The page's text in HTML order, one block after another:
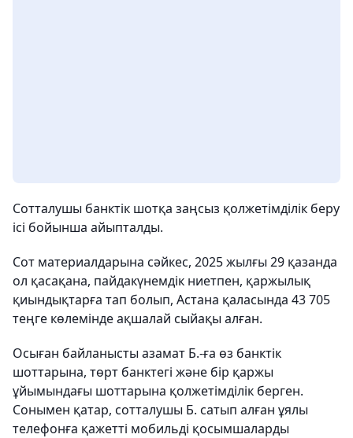
Сотталушы банктік шотқа заңсыз қолжетімділік беру
ісі бойынша айыпталды.
Сот материалдарына сәйкес, 2025 жылғы 29 қазанда
ол қасақана, пайдакүнемдік ниетпен, қаржылық
қиындықтарға тап болып, Астана қаласында 43 705
теңге көлемінде ақшалай сыйақы алған.
Осыған байланысты азамат Б.-ға өз банктік
шоттарына, төрт банктегі және бір қаржы
ұйымындағы шоттарына қолжетімділік берген.
Сонымен қатар, сотталушы Б. сатып алған ұялы
телефонға қажетті мобильді қосымшаларды